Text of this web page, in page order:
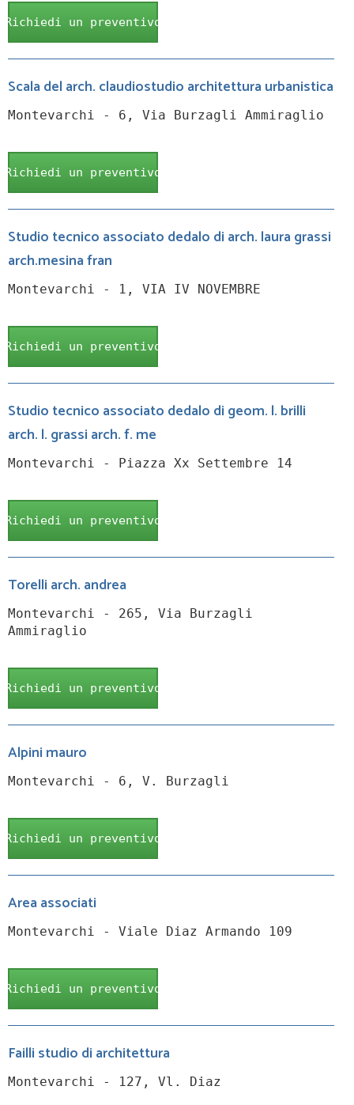
Richiedi un preventivo
Scala del arch. claudiostudio architettura urbanistica
Montevarchi - 6, Via Burzagli Ammiraglio
Richiedi un preventivo
Studio tecnico associato dedalo di arch. laura grassi
arch.mesina fran
Montevarchi - 1, VIA IV NOVEMBRE
Richiedi un preventivo
Studio tecnico associato dedalo di geom. l. brilli
arch. l. grassi arch. f. me
Montevarchi - Piazza Xx Settembre 14
Richiedi un preventivo
Torelli arch. andrea
Montevarchi - 265, Via Burzagli
Ammiraglio
Richiedi un preventivo
Alpini mauro
Montevarchi - 6, V. Burzagli
Richiedi un preventivo
Area associati
Montevarchi - Viale Diaz Armando 109
Richiedi un preventivo
Failli studio di architettura
Montevarchi - 127, Vl. Diaz